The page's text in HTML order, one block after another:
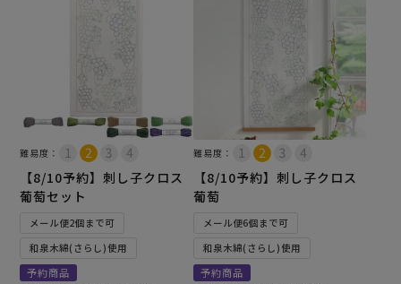
難易度：
【8/10予約】刺し子クロス
葡萄セット
メール便2個まで可
和泉木綿(さらし)使用
予約商品
難易度：
【8/10予約】刺し子クロス
葡萄
メール便6個まで可
和泉木綿(さらし)使用
予約商品